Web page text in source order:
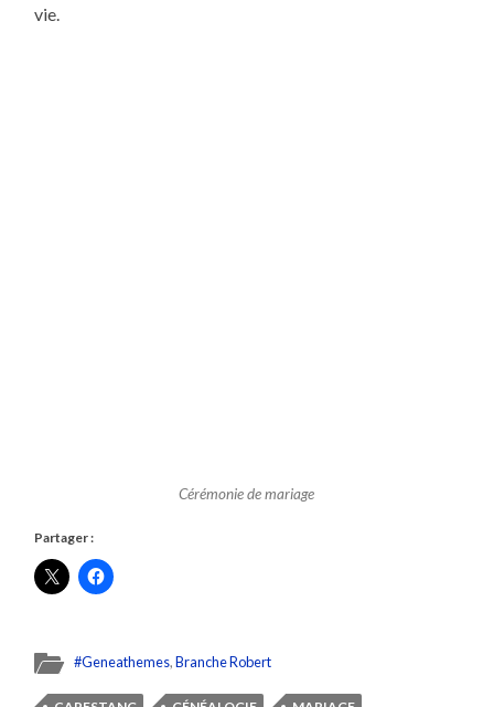
vie.
Cérémonie de mariage
Partager :
#Geneathemes,Branche Robert